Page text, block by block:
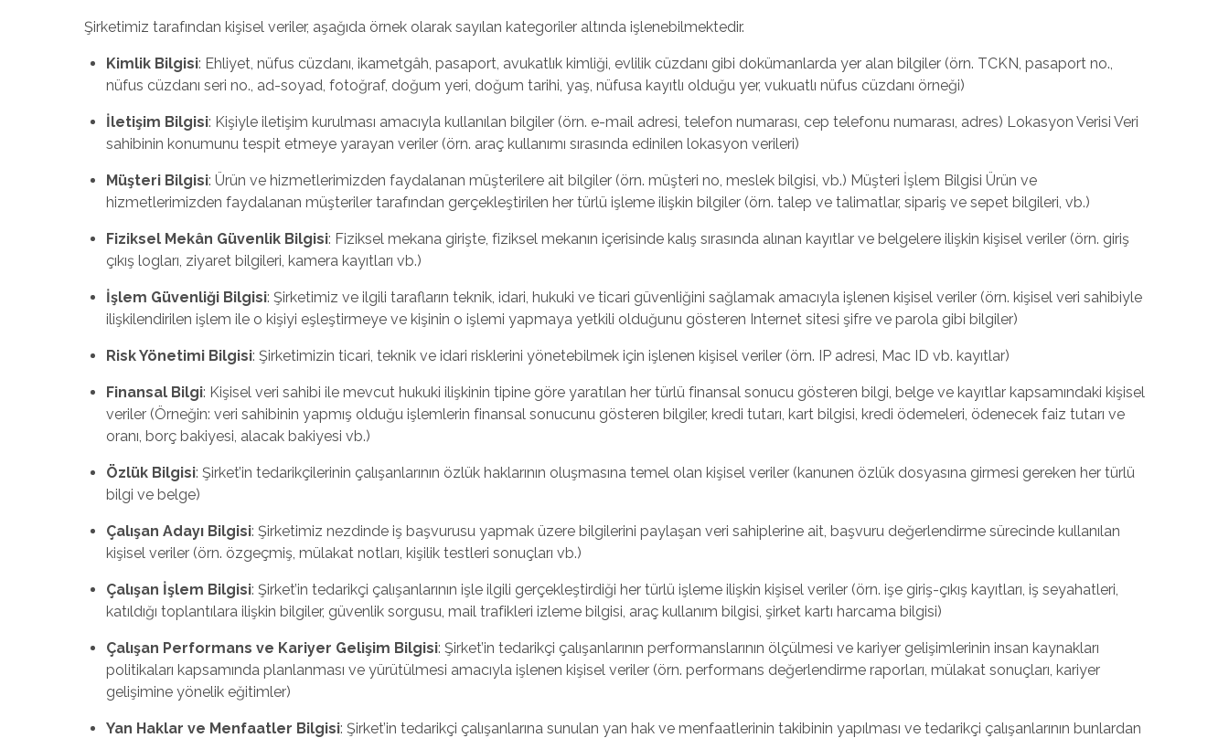
Şirketimiz tarafından kişisel veriler, aşağıda örnek olarak sayılan kategoriler altında işlenebilmektedir.
Kimlik Bilgisi: Ehliyet, nüfus cüzdanı, ikametgâh, pasaport, avukatlık kimliği, evlilik cüzdanı gibi dokümanlarda yer alan bilgiler (örn. TCKN, pasaport no.,
nüfus cüzdanı seri no., ad-soyad, fotoğraf, doğum yeri, doğum tarihi, yaş, nüfusa kayıtlı olduğu yer, vukuatlı nüfus cüzdanı örneği)
İletişim Bilgisi: Kişiyle iletişim kurulması amacıyla kullanılan bilgiler (örn. e-mail adresi, telefon numarası, cep telefonu numarası, adres) Lokasyon Verisi Veri
sahibinin konumunu tespit etmeye yarayan veriler (örn. araç kullanımı sırasında edinilen lokasyon verileri)
Müşteri Bilgisi: Ürün ve hizmetlerimizden faydalanan müşterilere ait bilgiler (örn. müşteri no, meslek bilgisi, vb.) Müşteri İşlem Bilgisi Ürün ve
hizmetlerimizden faydalanan müşteriler tarafından gerçekleştirilen her türlü işleme ilişkin bilgiler (örn. talep ve talimatlar, sipariş ve sepet bilgileri, vb.)
Fiziksel Mekân Güvenlik Bilgisi: Fiziksel mekana girişte, fiziksel mekanın içerisinde kalış sırasında alınan kayıtlar ve belgelere ilişkin kişisel veriler (örn. giriş
çıkış logları, ziyaret bilgileri, kamera kayıtları vb.)
İşlem Güvenliği Bilgisi: Şirketimiz ve ilgili tarafların teknik, idari, hukuki ve ticari güvenliğini sağlamak amacıyla işlenen kişisel veriler (örn. kişisel veri sahibiyle
ilişkilendirilen işlem ile o kişiyi eşleştirmeye ve kişinin o işlemi yapmaya yetkili olduğunu gösteren Internet sitesi şifre ve parola gibi bilgiler)
Risk Yönetimi Bilgisi: Şirketimizin ticari, teknik ve idari risklerini yönetebilmek için işlenen kişisel veriler (örn. IP adresi, Mac ID vb. kayıtlar)
Finansal Bilgi: Kişisel veri sahibi ile mevcut hukuki ilişkinin tipine göre yaratılan her türlü finansal sonucu gösteren bilgi, belge ve kayıtlar kapsamındaki kişisel
veriler (Örneğin: veri sahibinin yapmış olduğu işlemlerin finansal sonucunu gösteren bilgiler, kredi tutarı, kart bilgisi, kredi ödemeleri, ödenecek faiz tutarı ve
oranı, borç bakiyesi, alacak bakiyesi vb.)
Özlük Bilgisi: Şirket’in tedarikçilerinin çalışanlarının özlük haklarının oluşmasına temel olan kişisel veriler (kanunen özlük dosyasına girmesi gereken her türlü
bilgi ve belge)
Çalışan Adayı Bilgisi: Şirketimiz nezdinde iş başvurusu yapmak üzere bilgilerini paylaşan veri sahiplerine ait, başvuru değerlendirme sürecinde kullanılan
kişisel veriler (örn. özgeçmiş, mülakat notları, kişilik testleri sonuçları vb.)
Çalışan İşlem Bilgisi: Şirket’in tedarikçi çalışanlarının işle ilgili gerçekleştirdiği her türlü işleme ilişkin kişisel veriler (örn. işe giriş-çıkış kayıtları, iş seyahatleri,
katıldığı toplantılara ilişkin bilgiler, güvenlik sorgusu, mail trafikleri izleme bilgisi, araç kullanım bilgisi, şirket kartı harcama bilgisi)
Çalışan Performans ve Kariyer Gelişim Bilgisi: Şirket’in tedarikçi çalışanlarının performanslarının ölçülmesi ve kariyer gelişimlerinin insan kaynakları
politikaları kapsamında planlanması ve yürütülmesi amacıyla işlenen kişisel veriler (örn. performans değerlendirme raporları, mülakat sonuçları, kariyer
gelişimine yönelik eğitimler)
Yan Haklar ve Menfaatler Bilgisi: Şirket’in tedarikçi çalışanlarına sunulan yan hak ve menfaatlerinin takibinin yapılması ve tedarikçi çalışanlarının bunlardan